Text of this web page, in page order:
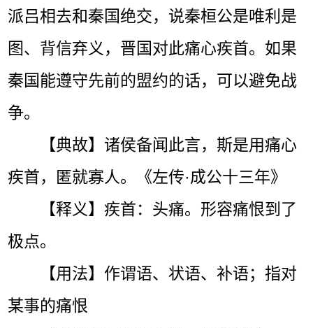
派吕相去和秦国绝交，说秦桓公是唯利是
图、背信弃义，晋国对此痛心疾首。如果
秦国能遵守先前的盟约的话，可以避免战
争。
【典故】诸侯备闻此言，斯是用痛心
疾首，匿就寡人。《左传·成公十三年》
【释义】疾首：头痛。形容痛恨到了
极点。
【用法】作谓语、状语、补语；指对
某事的痛恨